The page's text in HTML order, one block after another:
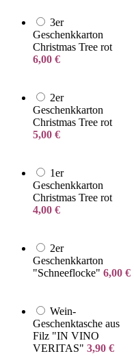
3er
Geschenkkarton
Christmas Tree rot
6,00 €
2er
Geschenkkarton
Christmas Tree rot
5,00 €
1er
Geschenkkarton
Christmas Tree rot
4,00 €
2er
Geschenkkarton
"Schneeflocke" 6,00 €
Wein-
Geschenktasche aus
Filz "IN VINO
VERITAS" 3,90 €